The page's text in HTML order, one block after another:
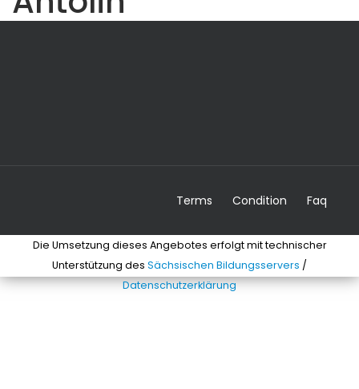
Terms Condition Faq
Die Umsetzung dieses Angebotes erfolgt mit technischer
Unterstützung des Sächsischen Bildungsservers /
Datenschutzerklärung